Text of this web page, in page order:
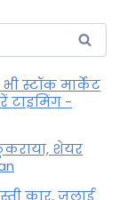
स्टॉक मार्केट
टाइमिंग -
शेयर